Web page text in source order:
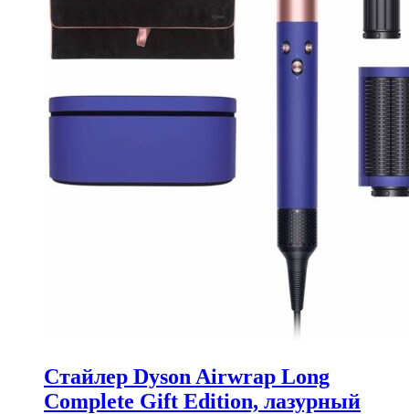
Стайлер Dyson Airwrap Long
Complete Gift Edition, лазурный